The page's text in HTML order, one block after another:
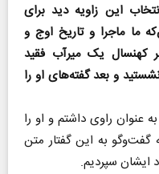
این زاویه دید برای
ما ماجرا و تاریخ اوج و
یک میرآب فقید
و بعد گفته‌های او را
راوی داشتم و او را
گفت‌وگو به این گفتار متن
ایشان سپردیم.